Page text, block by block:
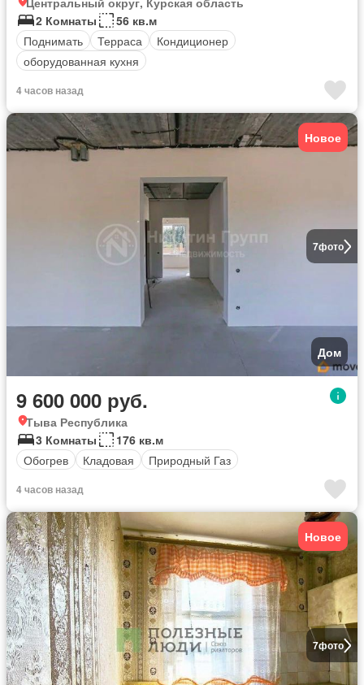
2 Комнаты
56 кв.м
Поднимать
Терраса
Кондиционер
оборудованная кухня
4 часов назад
7фото
Новое
Дом
9 600 000 руб.
Тыва Республика
3 Комнаты
176 кв.м
Обогрев
Кладовая Природный Газ
4 часов назад
7фото
Новое